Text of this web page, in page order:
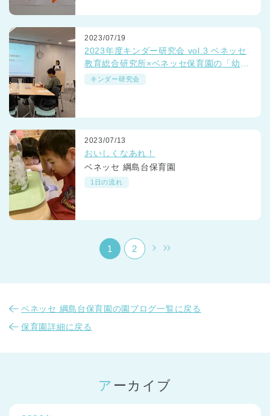
神奈川県 神奈川県 全域
千葉県
埼玉県
兵庫県 兵庫県 全域
2023/07/19
2023年度キンダー研究会 vol.3 ベネッセ
教育総合研究所×ベネッセ保育園の「幼小
接続期の思考力研究」レポート
キンダー研究会
2023/07/13
おいしくなあれ！
ベネッセ 綱島台保育園
1日の流れ
1 2
ベネッセ 綱島台保育園の園ブログ一覧に戻る
保育園詳細に戻る
アーカイブ